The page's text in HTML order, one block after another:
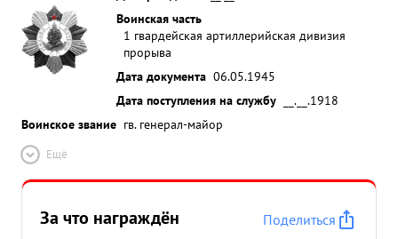
Воинская часть
1 гвардейская артиллерийская дивизия
прорыва
Дата документа 06.05.1945
Дата поступления на службу
__.__.1918
Воинское звание гв. генерал-майор
Ещё
За что награждён
Поделиться